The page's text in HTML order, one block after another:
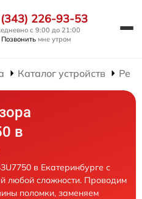
226-93-53
с 9:00 до 21:00
Позвонить мне утром
Каталог устройств
в
в Екатеринбурге с
любой сложности. Проводим
поломки, заменяем